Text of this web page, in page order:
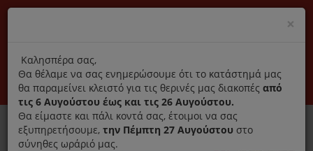
Αποκλειστικά γνήσια ανταλλακτικά
Σύνδεση Εγγραφή Εταιρεία Επικοινωνία
×
title
Καλησπέρα σας,
Θα θέλαμε να σας ενημερώσουμε ότι το κατάστημά μας
θα παραμείνει κλειστό για τις θερινές μας διακοπές από
τις 6 Αυγούστου έως και τις 26 Αυγούστου.
Θα είμαστε και πάλι κοντά σας, έτοιμοι να σας
εξυπηρετήσουμε, την Πέμπτη 27 Αυγούστου στο
σύνηθες ωράριό μας.